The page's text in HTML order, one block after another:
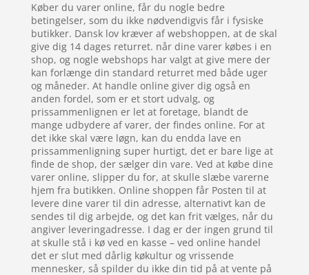
Køber du varer online, får du nogle bedre
betingelser, som du ikke nødvendigvis får i fysiske
butikker. Dansk lov kræver af webshoppen, at de skal
give dig 14 dages returret. når dine varer købes i en
shop, og nogle webshops har valgt at give mere der
kan forlænge din standard returret med både uger
og måneder. At handle online giver dig også en
anden fordel, som er et stort udvalg, og
prissammenlignen er let at foretage, blandt de
mange udbydere af varer, der findes online. For at
det ikke skal være løgn, kan du endda lave en
prissammenligning super hurtigt, det er bare lige at
finde de shop, der sælger din vare. Ved at købe dine
varer online, slipper du for, at skulle slæbe varerne
hjem fra butikken. Online shoppen får Posten til at
levere dine varer til din adresse, alternativt kan de
sendes til dig arbejde, og det kan frit vælges, når du
angiver leveringadresse. I dag er der ingen grund til
at skulle stå i kø ved en kasse – ved online handel
det er slut med dårlig køkultur og vrissende
mennesker, så spilder du ikke din tid på at vente på